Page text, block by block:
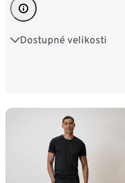
Dostupné velikosti
S 44/46 M 48/50